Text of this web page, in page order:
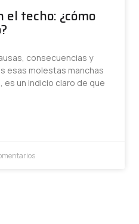
el techo: ¿cómo
consecuencias y
esas molestas manchas
es un indicio claro de que